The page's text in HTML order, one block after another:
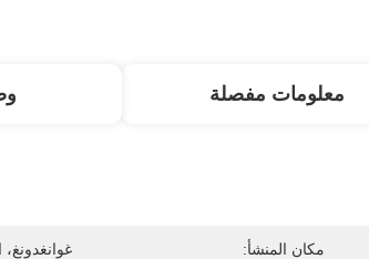
معلومات مفصلة
مكان المنشأ: